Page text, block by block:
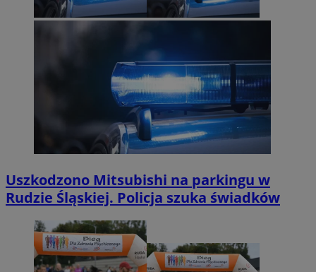
Uszkodzono Mitsubishi na parkingu w
Rudzie Śląskiej. Policja szuka świadków